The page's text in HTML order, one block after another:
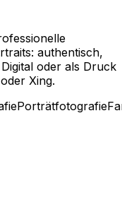
authentisch,
oder als Druck
Xing.
Porträtfotografie